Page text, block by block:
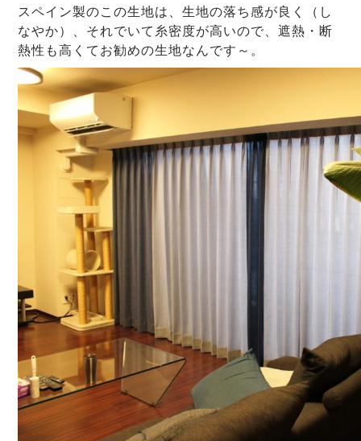
スペイン製のこの生地は、生地の落ち感が良く（し
なやか）、それでいて糸密度が高いので、遮熱・断
熱性も高くてお勧めの生地なんです～。